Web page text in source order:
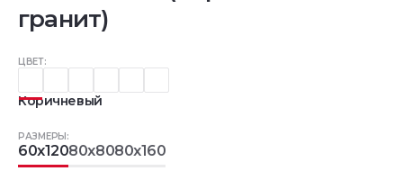
гранит)
ЦВЕТ:
Коричневый
РАЗМЕРЫ:
60x12080x8080x160